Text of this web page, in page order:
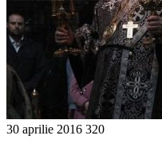
30 aprilie 2016 320